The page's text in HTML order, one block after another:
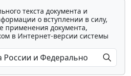
текста документа и
о вступлении в силу,
применения документа,
в Интернет-версии системы